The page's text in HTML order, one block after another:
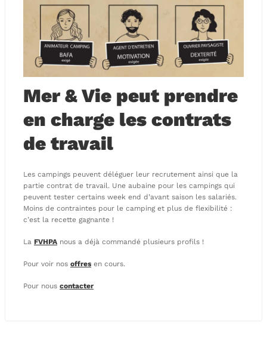
Mer & Vie peut prendre
en charge les contrats
de travail
Les campings peuvent déléguer leur recrutement ainsi que la
partie contrat de travail. Une aubaine pour les campings qui
peuvent tester certains week end d’avant saison les salariés.
Moins de contraintes pour le camping et plus de flexibilité :
c’est la recette gagnante !
La FVHPA nous a déjà commandé plusieurs profils !
Pour voir nos offres en cours.
Pour nous contacter